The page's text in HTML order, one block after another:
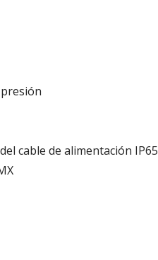
cable de alimentación IP65